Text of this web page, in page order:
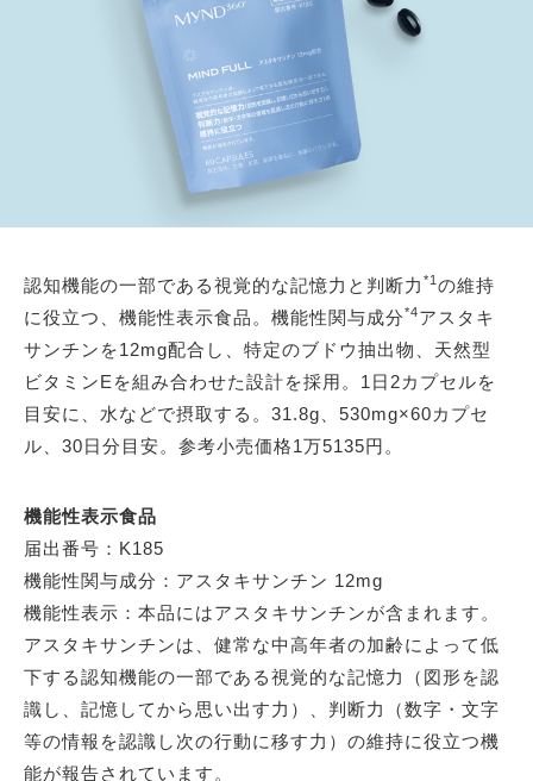
認知機能の一部である視覚的な記憶力と判断力 *1 の維持
に役立つ、機能性表示食品。機能性関与成分*4アスタキ
サンチンを12mg配合し、特定のブドウ抽出物、天然型
ビタミンEを組み合わせた設計を採用。1日2カプセルを
目安に、水などで摂取する。31.8g、530mg×60カプセ
ル、30日分目安。参考小売価格1万5135円。
機能性表示食品
届出番号：K185
機能性関与成分：アスタキサンチン 12mg
機能性表示：本品にはアスタキサンチンが含まれます。
アスタキサンチンは、健常な中高年者の加齢によって低
下する認知機能の一部である視覚的な記憶力（図形を認
識し、記憶してから思い出す力）、判断力（数字・文字
等の情報を認識し次の行動に移す力）の維持に役立つ機
能が報告されています。